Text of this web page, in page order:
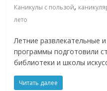
Каникулы с пользой,
лето
Летние развлекательные
программы подготовили
библиотеки и школы
Читать далее